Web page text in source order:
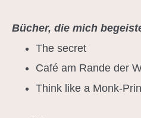
Bücher, die mich
The secret
Café am Rande der
Think like a Monk-